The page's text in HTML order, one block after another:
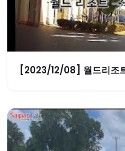
[2023/12/08] 월드리조